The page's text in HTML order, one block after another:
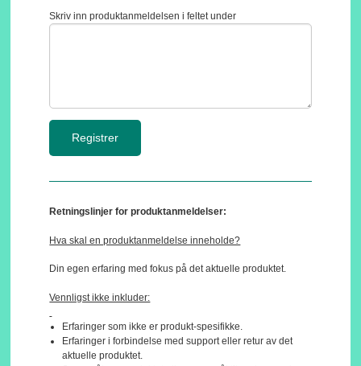
Skriv inn produktanmeldelsen i feltet under
Retningslinjer for produktanmeldelser:
Hva skal en produktanmeldelse inneholde?
Din egen erfaring med fokus på det aktuelle produktet.
Vennligst ikke inkluder:
Erfaringer som ikke er produkt-spesifikke.
Erfaringer i forbindelse med support eller retur av det
aktuelle produktet.